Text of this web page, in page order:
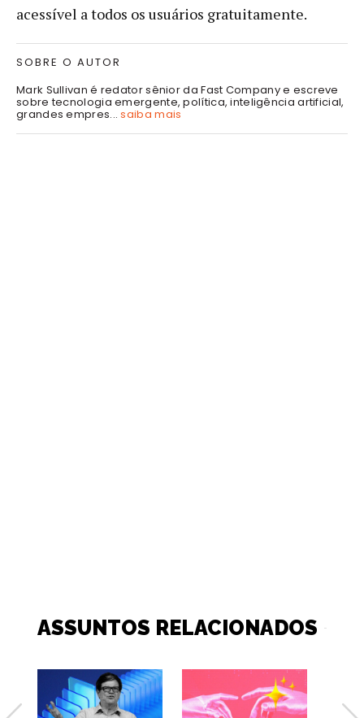
acessível a todos os usuários gratuitamente.
SOBRE O AUTOR
Mark Sullivan é redator sênior da Fast Company e escreve
sobre tecnologia emergente, política, inteligência artificial,
grandes empres...saiba mais
ASSUNTOS RELACIONADOS